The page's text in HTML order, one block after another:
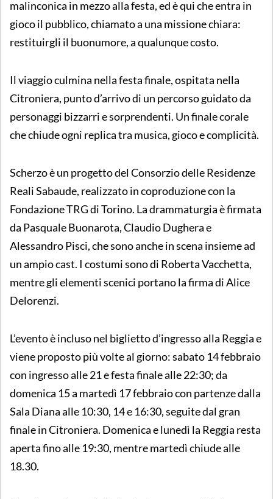
malinconica in mezzo alla festa, ed è qui che entra in
gioco il pubblico, chiamato a una missione chiara:
restituirgli il buonumore, a qualunque costo.
Il viaggio culmina nella festa finale, ospitata nella
Citroniera, punto d’arrivo di un percorso guidato da
personaggi bizzarri e sorprendenti. Un finale corale
che chiude ogni replica tra musica, gioco e complicità.
Scherzoè un progetto del Consorzio delle Residenze
Reali Sabaude, realizzato in coproduzione con la
Fondazione TRG di Torino. La drammaturgia è firmata
da Pasquale Buonarota, Claudio Dughera e
Alessandro Pisci, che sono anche in scena insieme ad
un ampio cast. I costumi sono di Roberta Vacchetta,
mentre gli elementi scenici portano la firma di Alice
Delorenzi.
L’evento è incluso nel biglietto d’ingresso alla Reggia e
viene proposto più volte al giorno: sabato 14 febbraio
con ingresso alle 21 e festa finale alle 22:30; da
domenica 15 a martedì 17 febbraio con partenze dalla
Sala Diana alle 10:30, 14 e 16:30, seguite dal gran
finale in Citroniera. Domenica e lunedì la Reggia resta
aperta fino alle 19:30, mentre martedì chiude alle
18.30.